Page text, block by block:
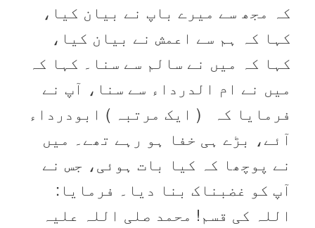
کہ مجھ سے میرے باپ نے بیان کیا،
کہا کہ ہم سے اعمش نے بیان کیا،
کہا کہ میں نے سالم سے سنا۔ کہا کہ
میں نے ام الدرداء سے سنا، آپ نے
فرمایا کہ ( ایک مرتبہ ) ابودرداء
آئے، بڑے ہی خفا ہو رہے تھے۔ میں
نے پوچھا کہ کیا بات ہوئی، جس نے
آپ کو غضبناک بنا دیا۔ فرمایا:
اللہ کی قسم! محمد صلی اللہ علیہ